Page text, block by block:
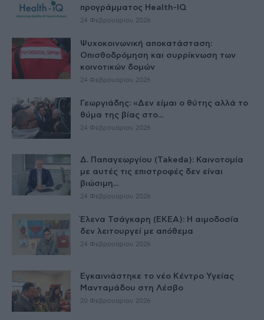
προγράμματος Health-IQ
24 Φεβρουαρίου 2026
Ψυχοκοινωνική αποκατάσταση:
Οπισθοδρόμηση και συρρίκνωση των
κοινοτικών δομών
24 Φεβρουαρίου 2026
Γεωργιάδης: «Δεν είμαι ο θύτης αλλά το
θύμα της βίας στο...
24 Φεβρουαρίου 2026
Δ. Παπαγεωργίου (Takeda): Καινοτομία
με αυτές τις επιστροφές δεν είναι
βιώσιμη...
24 Φεβρουαρίου 2026
Έλενα Τσάγκαρη (ΕΚΕΑ): Η αιμοδοσία
δεν λειτουργεί με απόθεμα
24 Φεβρουαρίου 2026
Εγκαινιάστηκε το νέο Κέντρο Υγείας
Μανταμάδου στη Λέσβο
20 Φεβρουαρίου 2026